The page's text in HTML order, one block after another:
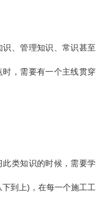
、管理知识、常识甚至
，需要有一个主线贯穿
类知识的时候，需要学
到上)，在每一个施工工